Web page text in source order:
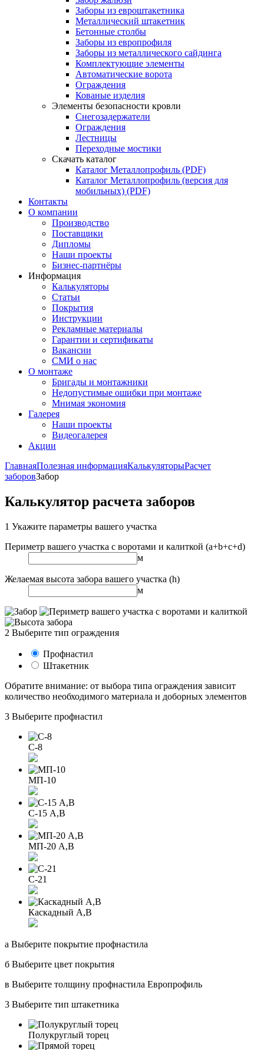
Заборы из евроштакетника
Металлический штакетник
Бетонные столбы
Заборы из европрофиля
Заборы из металлического сайдинга
Комплектующие элементы
Автоматические ворота
Ограждения
Кованые изделия
Элементы безопасности кровли
Снегозадержатели
Ограждения
Лестницы
Переходные мостики
Скачать каталог
Каталог Металлопрофиль (PDF)
Каталог Металлопрофиль (версия для
мобильных) (PDF)
Контакты
О компании
Производство
Поставщики
Дипломы
Наши проекты
Бизнес-партнёры
Информация
Калькуляторы
Статьи
Покрытия
Инструкции
Рекламные материалы
Гарантии и сертификаты
Вакансии
СМИ о нас
О монтаже
Бригады и монтажники
Недопустимые ошибки при монтаже
Мнимая экономия
Галерея
Наши проекты
Видеогалерея
Акции
ГлавнаяПолезная информацияКалькуляторыРасчет
заборовЗабор
Калькулятор расчета заборов
1 Укажите параметры вашего участка
Периметр вашего участка с воротами и калиткой (a+b+c+d)
м
Желаемая высота забора вашего участка (h)
м
2 Выберите тип ограждения
Профнастил
Штакетник
Обратите внимание: от выбора типа ограждения зависит
количество необходимого материала и доборных элементов
3 Выберите профнастил
С-8
МП-10
С-15 A,B
МП-20 A,B
С-21
Каскадный А,B
а Выберите покрытие профнастила
б Выберите цвет покрытия
в Выберите толщину профнастила Европрофиль
3 Выберите тип штакетника
Полукруглый торец